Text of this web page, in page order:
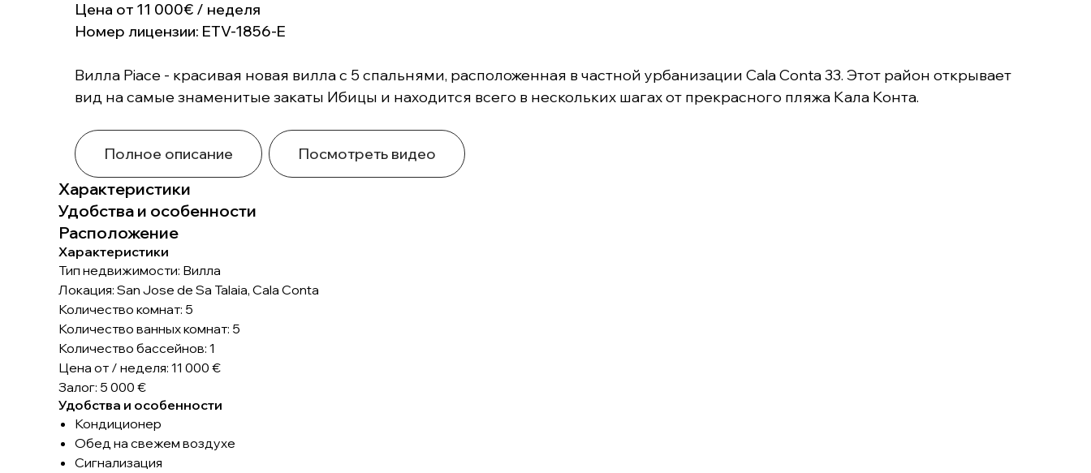
Цена от 11 000€ / неделя
Номер лицензии: ETV-1856-E
Вилла Piace - красивая новая вилла с 5 спальнями, расположенная в частной урбанизации Cala Conta 33. Этот район открывает
вид на самые знаменитые закаты Ибицы и находится всего в нескольких шагах от прекрасного пляжа Кала Конта.
Полное описание Посмотреть видео
Характеристики
Удобства и особенности
Расположение
Характеристики
Тип недвижимости: Вилла
Локация: San Jose de Sa Talaia, Cala Conta
Количество комнат: 5
Количество ванных комнат: 5
Количество бассейнов: 1
Цена от / неделя: 11 000 €
Залог: 5 000 €
Удобства и особенности
Кондиционер
Обед на свежем воздухе
Сигнализация